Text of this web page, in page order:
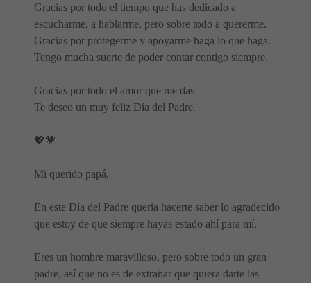
Gracias por todo el tiempo que has dedicado a
escucharme, a hablarme, pero sobre todo a quererme.
Gracias por protegerme y apoyarme haga lo que haga.
Tengo mucha suerte de poder contar contigo siempre.
Gracias por todo el amor que me das
Te deseo un muy feliz Día del Padre.
💖💗
Mi querido papá,
En este Día del Padre quería hacerte saber lo agradecido
que estoy de que siempre hayas estado ahí para mí.
Eres un hombre maravilloso, pero sobre todo un gran
padre, así que no es de extrañar que quiera darte las